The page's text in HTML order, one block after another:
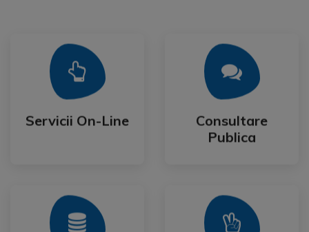
Servicii On-Line
Servicii On-Line
Mai Mult
Consultare
Publica
Consultare
Publica
Mai Mult
Mai Mult Mai Mult